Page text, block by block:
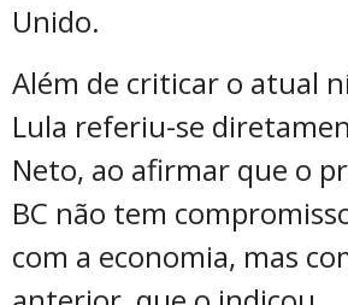
Unido.
Além de criticar o atual
Lula referiu-se
Neto, ao afirmar que o
BC não tem
com a economia, mas